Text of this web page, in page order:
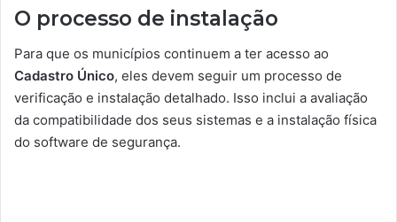
O processo de instalação
Para que os municípios continuem a ter acesso ao
Cadastro Único, eles devem seguir um processo de
verificação e instalação detalhado. Isso inclui a avaliação
da compatibilidade dos seus sistemas e a instalação física
do software de segurança.